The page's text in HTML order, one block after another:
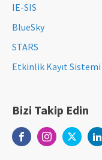
IE-SIS
BlueSky
STARS
Etkinlik Kayıt Sistemi
Bizi Takip Edin